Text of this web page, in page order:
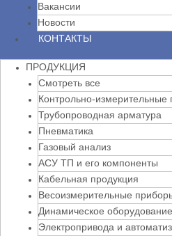
Вакансии
Новости
КОНТАКТЫ
ПРОДУКЦИЯ
Смотреть все
Контрольно-измерительные
Трубопроводная арматура
Пневматика
Газовый анализ
АСУ ТП и его компоненты
Кабельная продукция
Весоизмерительные
Динамическое
Электропривода и